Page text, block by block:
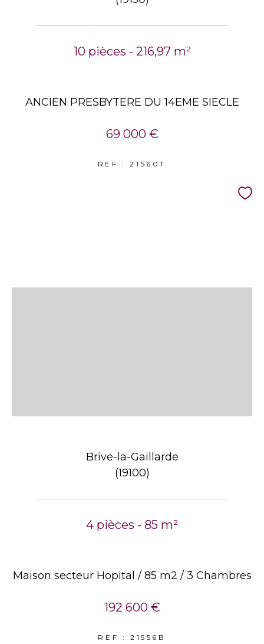
10 pièces - 216,97 m²
ANCIEN PRESBYTERE DU 14EME SIECLE
69 000 €
REF : 21560T
Brive-la-Gaillarde
(19100)
4 pièces - 85 m²
Maison secteur Hopital / 85 m2 / 3 Chambres
192 600 €
REF : 21556B